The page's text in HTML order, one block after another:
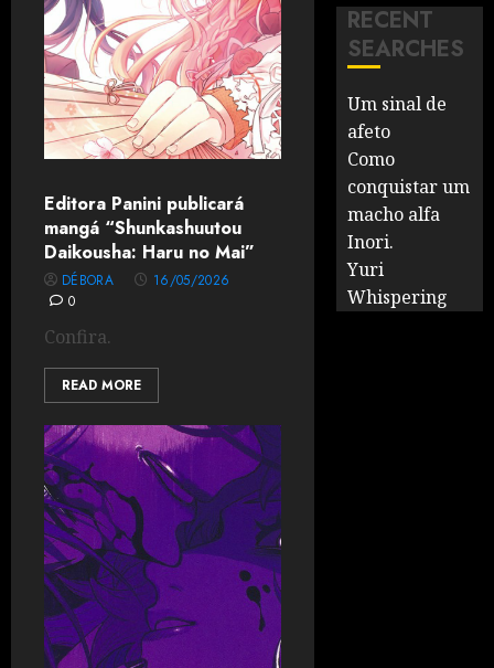
Editora Panini publicará
mangá “Shunkashuutou
Daikousha: Haru no Mai”
DÉBORA
16/05/2026
0
Confira.
READ MORE
RECENT
SEARCHES
Um sinal de
afeto
Como
conquistar um
macho alfa
Inori.
Yuri
Whispering